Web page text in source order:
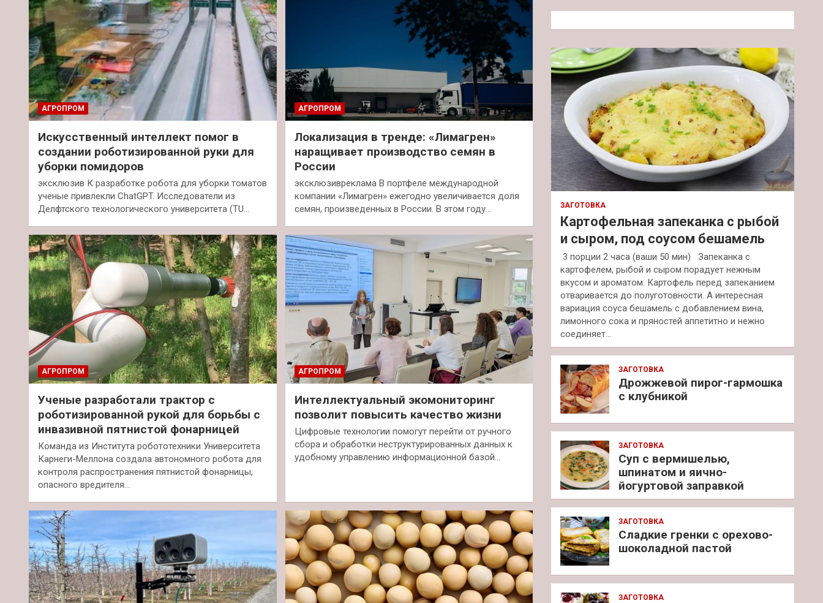
АГРОПРОМ
Искусственный интеллект помог в
создании роботизированной руки для
уборки помидоров
эксклюзив К разработке робота для уборки томатов
ученые привлекли ChatGPT. Исследователи из
Делфтского технологического университета (TU…
АГРОПРОМ
Локализация в тренде: «Лимагрен»
наращивает производство семян в
России
эксклюзивреклама В портфеле международной
компании «Лимагрен» ежегодно увеличивается доля
семян, произведенных в России. В этом году…
АГРОПРОМ
Ученые разработали трактор с
роботизированной рукой для борьбы с
инвазивной пятнистой фонарницей
Команда из Института робототехники Университета
Карнеги-Меллона создала автономного робота для
контроля распространения пятнистой фонарницы,
опасного вредителя…
АГРОПРОМ
Интеллектуальный экомониторинг
позволит повысить качество жизни
Цифровые технологии помогут перейти от ручного
сбора и обработки неструктурированных данных к
удобному управлению информационной базой…
к
ЗАГОТОВКА
Картофельная запеканка с рыбой
и сыром, под соусом бешамель
3 порции 2 часа (ваши 50 мин) Запеканка с
картофелем, рыбой и сыром порадует нежным
вкусом и ароматом. Картофель перед запеканием
отваривается до полуготовности. А интересная
вариация соуса бешамель с добавлением вина,
лимонного сока и пряностей аппетитно и нежно
соединяет…
ЗАГОТОВКА
Дрожжевой пирог-гармошка
с клубникой
ЗАГОТОВКА
Суп с вермишелью,
шпинатом и яично-
йогуртовой заправкой
ЗАГОТОВКА
Сладкие гренки с орехово-
шоколадной пастой
ЗАГОТОВКА